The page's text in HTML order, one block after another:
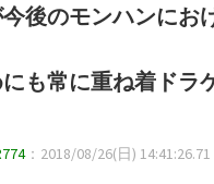
後のモンハンにお
も常に重ね着ドラ
：2018/08/26(日) 14:41:26.71